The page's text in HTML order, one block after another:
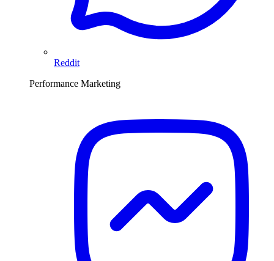
Reddit
Performance Marketing